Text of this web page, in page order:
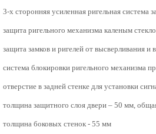
3-х сторонняя усиленная ригельная система
защита ригельного механизма каленым
защита замков и ригелей от высверливания и
система блокировки ригельного механизма
отверстие в задней стенке для установки
толщина защитного слоя двери – 50 мм,
толщина боковых стенок - 55 мм